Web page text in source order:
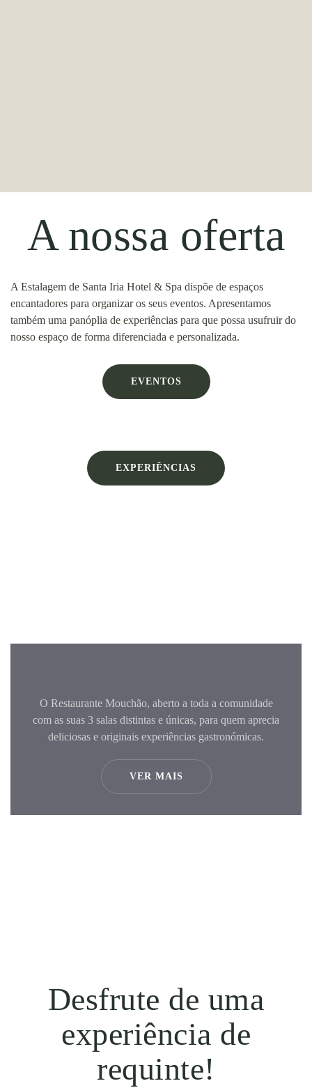
A nossa oferta
A Estalagem de Santa Iria Hotel & Spa dispõe de espaços
encantadores para organizar os seus eventos. Apresentamos
também uma panóplia de experiências para que possa usufruir do
nosso espaço de forma diferenciada e personalizada.
EVENTOS
EXPERIÊNCIAS
O Restaurante Mouchão, aberto a toda a comunidade
com as suas 3 salas distintas e únicas, para quem aprecia
deliciosas e originais experiências gastronómicas.
VER MAIS
Desfrute de uma
experiência de
requinte!